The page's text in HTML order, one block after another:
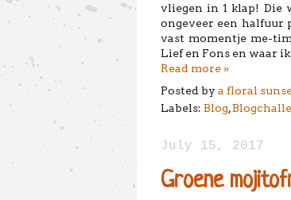
vliegen in 1 klap! Die
ongeveer een halfuur
vast momentje me-
Lief en Fons en waar
Read more »
Posted by a floral
Labels: Blog,
July 15, 2017
Groene